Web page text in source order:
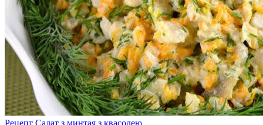
Рецепт Салат з минтая з квасолею